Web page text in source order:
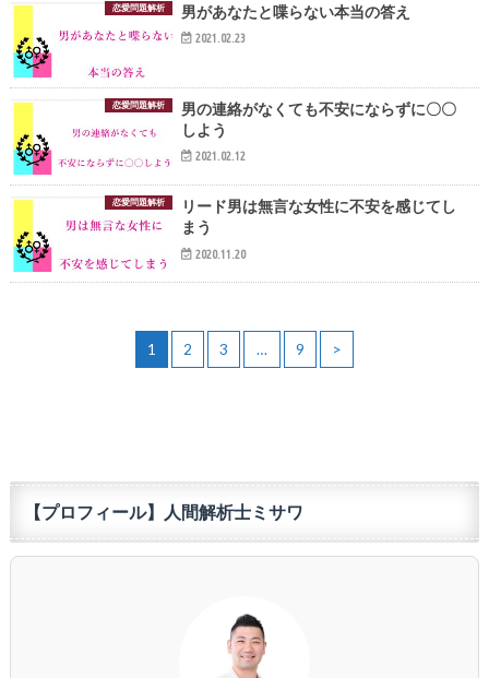
恋愛問題解析 男があなたと喋らない本当の答え
2021.02.23
恋愛問題解析
男の連絡がなくても不安にならずに〇〇
しよう
2021.02.12
恋愛問題解析
リード男は無言な女性に不安を感じてし
まう
2020.11.20
1 2 3 … 9 >
【プロフィール】人間解析士ミサワ